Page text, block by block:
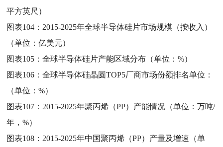
平方英尺）
图表104： 2015-2025年全球半导体硅片市场规模（按收入）
（单位：亿美元）
图表105：全球半导体硅片产能区域分布（单位：%）
图表106：全球半导体硅晶圆TOP5厂商市场份额排名单位：
（单位：%）
图表107： 2015-2025年聚丙烯（PP）产能情况（单位：万吨/
年，%）
图表108： 2015-2025年中国聚丙烯（PP）产量及增速（单